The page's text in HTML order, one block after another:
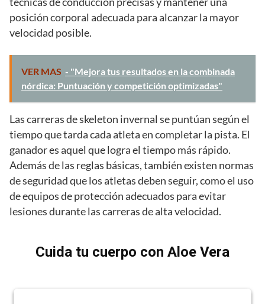
posición corporal adecuada para alcanzar la mayor
velocidad posible.
VER MAS - "Mejora tus resultados en la combinada
nórdica: Puntuación y competición optimizadas"
Las carreras de skeleton invernal se puntúan según el
tiempo que tarda cada atleta en completar la pista. El
ganador es aquel que logra el tiempo más rápido.
Además de las reglas básicas, también existen normas
de seguridad que los atletas deben seguir, como el uso
de equipos de protección adecuados para evitar
lesiones durante las carreras de alta velocidad.
Cuida tu cuerpo con Aloe Vera